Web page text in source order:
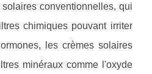
conventionnelles, qui
chimiques pouvant irriter
les crèmes solaires
minéraux comme l'oxyde